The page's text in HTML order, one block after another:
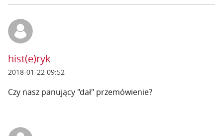
hist(e)ryk
2018-01-22 09:52
Czy nasz panujący "dał" przemówienie?